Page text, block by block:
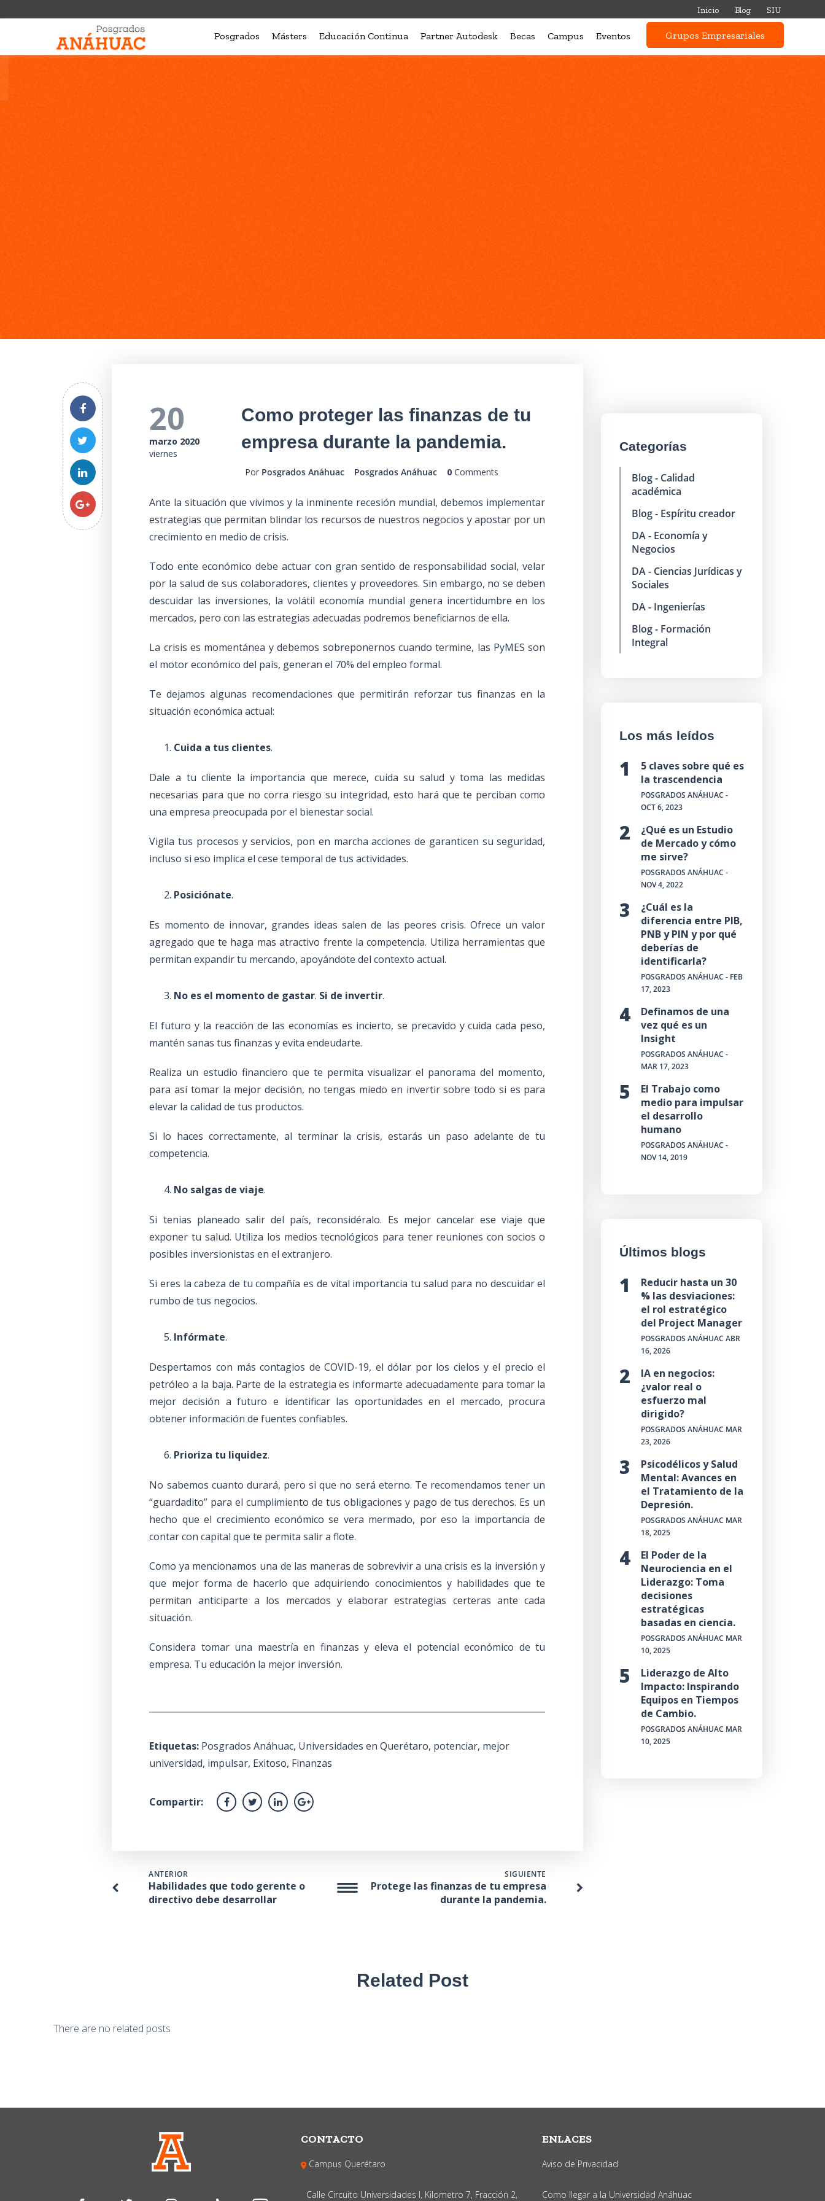
Inicio Blog SIU
Posgrados Másters Educación Continua Partner Autodesk Becas Campus Eventos Grupos Empresariales
20
marzo 2020
viernes
Como proteger las finanzas de tu
empresa durante la pandemia.
Por Posgrados Anáhuac Posgrados Anáhuac 0 Comments
Ante la situación que vivimos y la inminente recesión mundial, debemos implementar
estrategias que permitan blindar los recursos de nuestros negocios y apostar por un
crecimiento en medio de crisis.
Todo ente económico debe actuar con gran sentido de responsabilidad social, velar
por la salud de sus colaboradores, clientes y proveedores. Sin embargo, no se deben
descuidar las inversiones, la volátil economía mundial genera incertidumbre en los
mercados, pero con las estrategias adecuadas podremos beneficiarnos de ella.
La crisis es momentánea y debemos sobreponernos cuando termine, las PyMES son
el motor económico del país, generan el 70% del empleo formal.
Te dejamos algunas recomendaciones que permitirán reforzar tus finanzas en la
situación económica actual:
Cuida a tus clientes.
Dale a tu cliente la importancia que merece, cuida su salud y toma las medidas
necesarias para que no corra riesgo su integridad, esto hará que te perciban como
una empresa preocupada por el bienestar social.
Vigila tus procesos y servicios, pon en marcha acciones de garanticen su seguridad,
incluso si eso implica el cese temporal de tus actividades.
Posiciónate.
Es momento de innovar, grandes ideas salen de las peores crisis. Ofrece un valor
agregado que te haga mas atractivo frente la competencia. Utiliza herramientas que
permitan expandir tu mercando, apoyándote del contexto actual.
No es el momento de gastar. Si de invertir.
El futuro y la reacción de las economías es incierto, se precavido y cuida cada peso,
mantén sanas tus finanzas y evita endeudarte.
Realiza un estudio financiero que te permita visualizar el panorama del momento,
para así tomar la mejor decisión, no tengas miedo en invertir sobre todo si es para
elevar la calidad de tus productos.
Si lo haces correctamente, al terminar la crisis, estarás un paso adelante de tu
competencia.
No salgas de viaje.
Si tenias planeado salir del país, reconsidéralo. Es mejor cancelar ese viaje que
exponer tu salud. Utiliza los medios tecnológicos para tener reuniones con socios o
posibles inversionistas en el extranjero.
Si eres la cabeza de tu compañía es de vital importancia tu salud para no descuidar el
rumbo de tus negocios.
Infórmate.
Despertamos con más contagios de COVID-19, el dólar por los cielos y el precio el
petróleo a la baja. Parte de la estrategia es informarte adecuadamente para tomar la
mejor decisión a futuro e identificar las oportunidades en el mercado, procura
obtener información de fuentes confiables.
Prioriza tu liquidez.
No sabemos cuanto durará, pero si que no será eterno. Te recomendamos tener un
“guardadito” para el cumplimiento de tus obligaciones y pago de tus derechos. Es un
hecho que el crecimiento económico se vera mermado, por eso la importancia de
contar con capital que te permita salir a flote.
Como ya mencionamos una de las maneras de sobrevivir a una crisis es la inversión y
que mejor forma de hacerlo que adquiriendo conocimientos y habilidades que te
permitan anticiparte a los mercados y elaborar estrategias certeras ante cada
situación.
Considera tomar una maestría en finanzas y eleva el potencial económico de tu
empresa. Tu educación la mejor inversión.
Etiquetas: Posgrados Anáhuac, Universidades en Querétaro, potenciar, mejor
universidad, impulsar, Exitoso, Finanzas
Compartir:
ANTERIOR
Habilidades que todo gerente o
directivo debe desarrollar
SIGUIENTE
Protege las finanzas de tu empresa
durante la pandemia.
Categorías
Blog - Calidad
académica
Blog - Espíritu creador
DA - Economía y
Negocios
DA - Ciencias Jurídicas y
Sociales
DA - Ingenierías
Blog - Formación
Integral
Los más leídos
5 claves sobre qué es
la trascendencia
POSGRADOS ANÁHUAC -
OCT 6, 2023
¿Qué es un Estudio
de Mercado y cómo
me sirve?
POSGRADOS ANÁHUAC -
NOV 4, 2022
¿Cuál es la
diferencia entre PIB,
PNB y PIN y por qué
deberías de
identificarla?
POSGRADOS ANÁHUAC - FEB
17, 2023
Definamos de una
vez qué es un
Insight
POSGRADOS ANÁHUAC -
MAR 17, 2023
El Trabajo como
medio para impulsar
el desarrollo
humano
POSGRADOS ANÁHUAC -
NOV 14, 2019
Últimos blogs
Reducir hasta un 30
% las desviaciones:
el rol estratégico
del Project Manager
POSGRADOS ANÁHUAC ABR
16, 2026
IA en negocios:
¿valor real o
esfuerzo mal
dirigido?
POSGRADOS ANÁHUAC MAR
23, 2026
Psicodélicos y Salud
Mental: Avances en
el Tratamiento de la
Depresión.
POSGRADOS ANÁHUAC MAR
18, 2025
El Poder de la
Neurociencia en el
Liderazgo: Toma
decisiones
estratégicas
basadas en ciencia.
POSGRADOS ANÁHUAC MAR
10, 2025
Liderazgo de Alto
Impacto: Inspirando
Equipos en Tiempos
de Cambio.
POSGRADOS ANÁHUAC MAR
10, 2025
Related Post
There are no related posts
CONTACTO
Campus Querétaro
Calle Circuito Universidades I, Kilometro 7, Fracción 2,
ENLACES
Aviso de Privacidad
Como llegar a la Universidad Anáhuac